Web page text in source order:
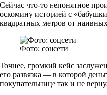
Сейчас что-то непонятное
оскомину историей с
квадратных метров от
Фото: соцсети
Точнее, громкий кейс
его развязка — в которой
покупательнице так и не